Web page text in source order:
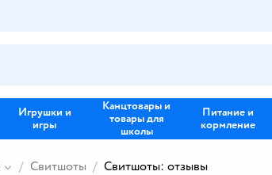
Игрушки и
игры
Канцтовары и
товары для
школы
Питание и
кормление
Свитшоты Свитшоты: отзывы